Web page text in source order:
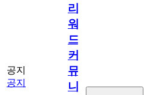
공지
공지
리
워
드
커
뮤
니